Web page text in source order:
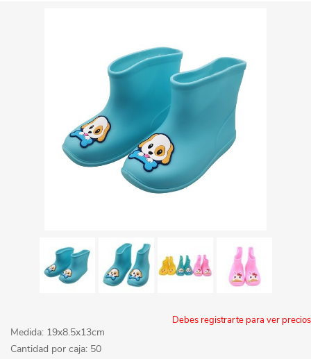
Debes registrarte para ver precios
Medida: 19x8.5x13cm
Cantidad por caja: 50